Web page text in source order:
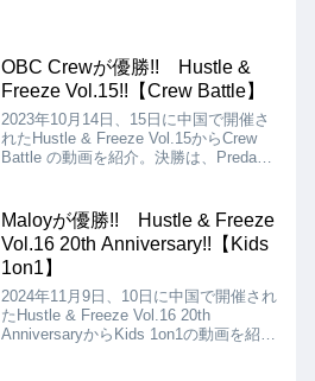
OBC Crewが優勝!! Hustle &
Freeze Vol.15!!【Crew Battle】
2023年10月14日、15日に中国で開催さ
れたHustle & Freeze Vol.15からCrew
Battle の動画を紹介。決勝は、Predaotz
なりました!!
Maloyが優勝!! Hustle & Freeze
Vol.16 20th Anniversary!!【Kids
1on1】
2024年11月9日、10日に中国で開催され
たHustle & Freeze Vol.16 20th
AnniversaryからKids 1on1の動画を紹介